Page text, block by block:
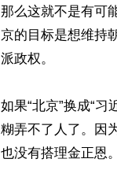
那么这就不是有可
京的目标是想维持
派政权。
如果“北京”换成“
糊弄不了人了。因
也没有搭理金正恩。